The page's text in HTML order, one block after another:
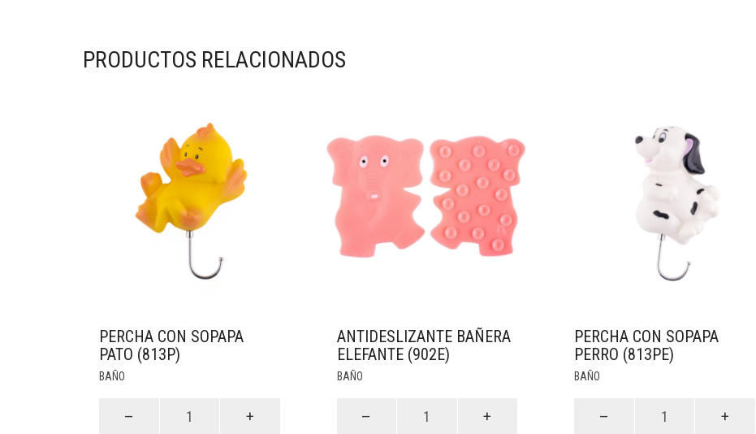
PRODUCTOS RELACIONADOS
PERCHA CON SOPAPA
PATO (813P)
BAÑO
ANTIDESLIZANTE BAÑERA
ELEFANTE (902E)
BAÑO
PERCHA CON SOPAPA
PERRO (813PE)
BAÑO